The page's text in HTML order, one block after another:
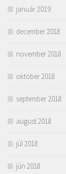
január 2019
december 2018
november 2018
október 2018
september 2018
august 2018
júl 2018
jún 2018